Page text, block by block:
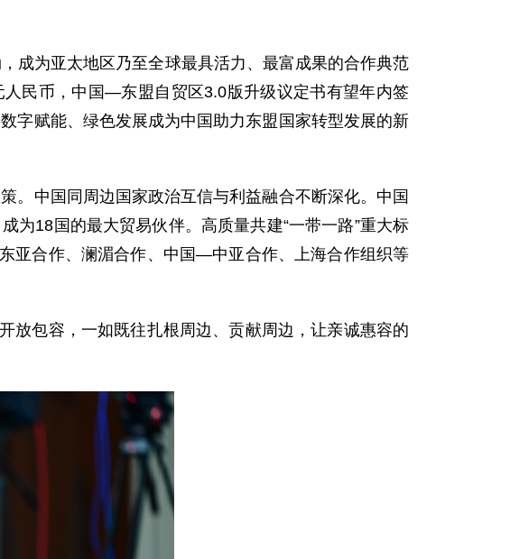
成为亚太地区乃至全球最具活力、最富成果的合作典范
民币，中国—东盟自贸区3.0版升级议定书有望年内签
字赋能、绿色发展成为中国助力东盟国家转型发展的新
。中国同周边国家政治互信与利益融合不断深化。中国
为18国的最大贸易伙伴。高质量共建“一带一路”重大标
亚合作、澜湄合作、中国—中亚合作、上海合作组织等
放包容，一如既往扎根周边、贡献周边，让亲诚惠容的